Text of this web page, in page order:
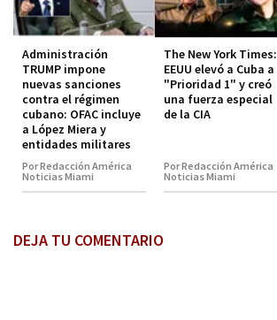
Administración
TRUMP impone
nuevas sanciones
contra el régimen
cubano: OFAC incluye
a López Miera y
entidades militares
Por Redacción América
Noticias Miami
The New York Times:
EEUU elevó a Cuba a
"Prioridad 1" y creó
una fuerza especial
de la CIA
Por Redacción América
Noticias Miami
DEJA TU COMENTARIO